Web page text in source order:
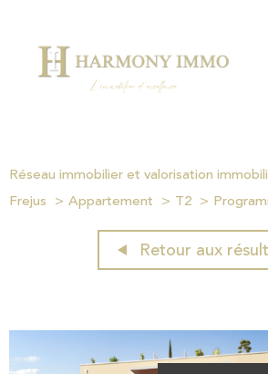
Réseau immobilier et valorisation
Frejus
Appartement T2
Retour aux